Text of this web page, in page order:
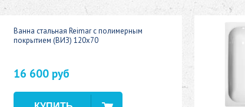
Ванна стальная Reimar с полимерным
покрытием (ВИЗ) 120x70
16 600 руб